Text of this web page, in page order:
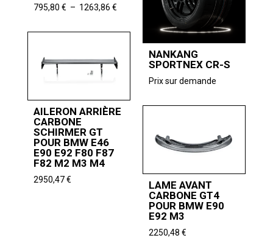
795,80 € – 1263,86 €Plage
prix :
795,80 €
1263,86 €
NANKANG
SPORTNEX CR-S
Prix sur demande
AILERON ARRIÈRE
CARBONE
SCHIRMER GT
POUR BMW E46
E90 E92 F80 F87
F82 M2 M3 M4
2950,47€
LAME AVANT
CARBONE GT4
POUR BMW E90
E92 M3
2250,48 €